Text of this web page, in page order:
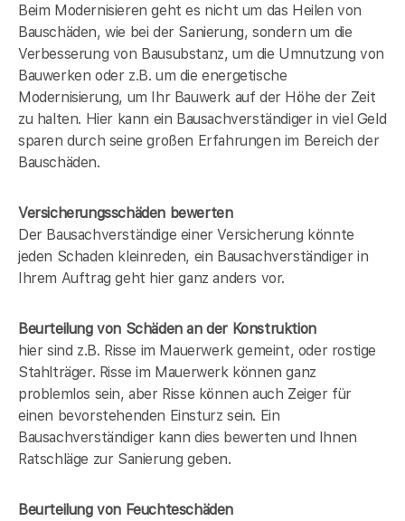
Beim Modernisieren geht es nicht um das Heilen von
Bauschäden, wie bei der Sanierung, sondern um die
Verbesserung von Bausubstanz, um die Umnutzung von
Bauwerken oder z.B. um die energetische
Modernisierung, um Ihr Bauwerk auf der Höhe der Zeit
zu halten. Hier kann ein Bausachverständiger in viel Geld
sparen durch seine großen Erfahrungen im Bereich der
Bauschäden.
Versicherungsschäden bewerten
Der Bausachverständige einer Versicherung könnte
jeden Schaden kleinreden, ein Bausachverständiger in
Ihrem Auftrag geht hier ganz anders vor.
Beurteilung von Schäden an der Konstruktion
hier sind z.B. Risse im Mauerwerk gemeint, oder rostige
Stahlträger. Risse im Mauerwerk können ganz
problemlos sein, aber Risse können auch Zeiger für
einen bevorstehenden Einsturz sein. Ein
Bausachverständiger kann dies bewerten und Ihnen
Ratschläge zur Sanierung geben.
Beurteilung von Feuchteschäden